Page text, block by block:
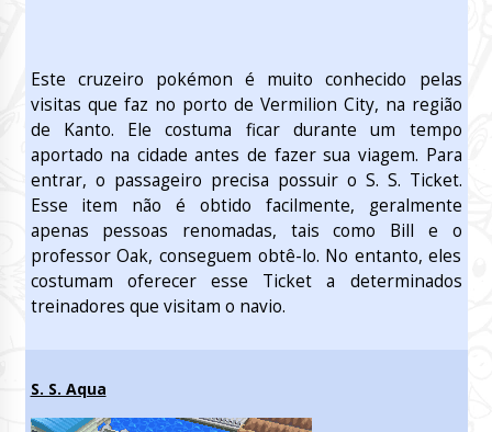
Este cruzeiro pokémon é muito conhecido pelas
visitas que faz no porto de Vermilion City, na região
de Kanto. Ele costuma ficar durante um tempo
aportado na cidade antes de fazer sua viagem. Para
entrar, o passageiro precisa possuir o S. S. Ticket.
Esse item não é obtido facilmente, geralmente
apenas pessoas renomadas, tais como Bill e o
professor Oak, conseguem obtê-lo. No entanto, eles
costumam oferecer esse Ticket a determinados
treinadores que visitam o navio.
S. S. Aqua